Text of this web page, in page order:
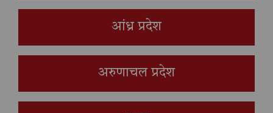
आंध्र प्रदेश
अरुणाचल प्रदेश